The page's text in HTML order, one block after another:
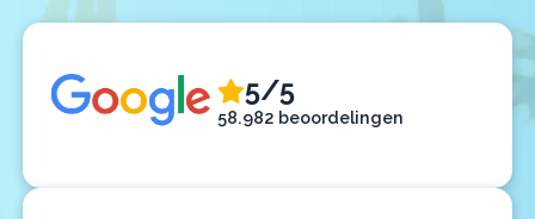
5/5
58.982 beoordelingen